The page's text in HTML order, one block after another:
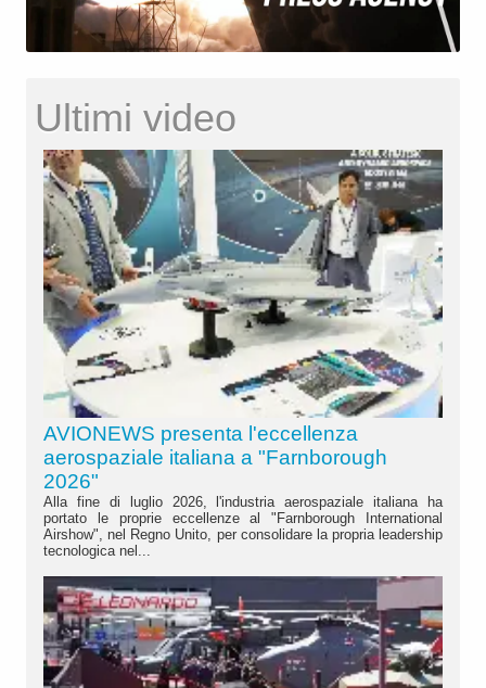
Ultimi video
AVIONEWS presenta l'eccellenza
aerospaziale italiana a "Farnborough
2026"
Alla fine di luglio 2026, l'industria aerospaziale italiana ha
portato le proprie eccellenze al "Farnborough International
Airshow", nel Regno Unito, per consolidare la propria leadership
tecnologica nel...